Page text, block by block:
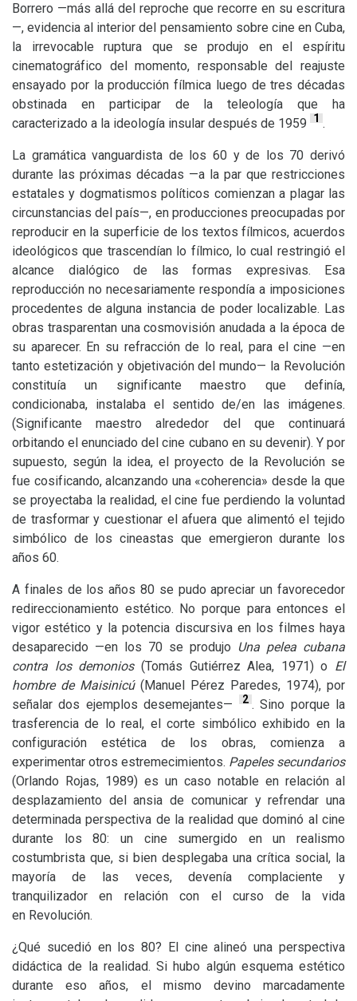
Borrero —más allá del reproche que recorre en su escritura
—, evidencia al interior del pensamiento sobre cine en Cuba,
la irrevocable ruptura que se produjo en el espíritu
cinematográfico del momento, responsable del reajuste
ensayado por la producción fílmica luego de tres décadas
obstinada en participar de la teleología que ha
caracterizado a la ideología insular después de 1959
1 .
La gramática vanguardista de los 60 y de los 70 derivó
durante las próximas décadas —a la par que restricciones
estatales y dogmatismos políticos comienzan a plagar las
circunstancias del país—, en producciones preocupadas por
reproducir en la superficie de los textos fílmicos, acuerdos
ideológicos que trascendían lo fílmico, lo cual restringió el
alcance dialógico de las formas expresivas. Esa
reproducción no necesariamente respondía a imposiciones
procedentes de alguna instancia de poder localizable. Las
obras trasparentan una cosmovisión anudada a la época de
su aparecer. En su refracción de lo real, para el cine —en
tanto estetización y objetivación del mundo— la Revolución
constituía un significante maestro que definía,
condicionaba, instalaba el sentido de/en las imágenes.
(Significante maestro alrededor del que continuará
orbitando el enunciado del cine cubano en su devenir). Y por
supuesto, según la idea, el proyecto de la Revolución se
fue cosificando, alcanzando una «coherencia» desde la que
se proyectaba la realidad, el cine fue perdiendo la voluntad
de trasformar y cuestionar el afuera que alimentó el tejido
simbólico de los cineastas que emergieron durante los
años 60.
A finales de los años 80 se pudo apreciar un favorecedor
redireccionamiento estético. No porque para entonces el
vigor estético y la potencia discursiva en los filmes haya
desaparecido —en los 70 se produjo Una pelea cubana
contra los demonios (Tomás Gutiérrez Alea, 1971) o El
hombre de Maisinicú(Manuel Pérez Paredes, 1974), por
señalar dos ejemplos desemejantes—
2 . Sino porque la
trasferencia de lo real, el corte simbólico exhibido en la
configuración estética de los obras, comienza a
experimentar otros estremecimientos. Papeles secundarios
(Orlando Rojas, 1989) es un caso notable en relación al
desplazamiento del ansia de comunicar y refrendar una
determinada perspectiva de la realidad que dominó al cine
durante los 80: un cine sumergido en un realismo
costumbrista que, si bien desplegaba una crítica social, la
mayoría de las veces, devenía complaciente y
tranquilizador en relación con el curso de la vida
en Revolución.
¿Qué sucedió en los 80? El cine alineó una perspectiva
didáctica de la realidad. Si hubo algún esquema estético
durante eso años, el mismo devino marcadamente